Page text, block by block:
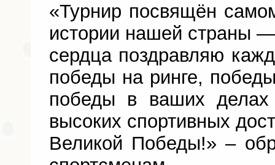
«Турнир посвящён
истории нашей страны
сердца поздравляю
победы на ринге,
победы в ваших делах
высоких спортивных
Великой Победы!» –